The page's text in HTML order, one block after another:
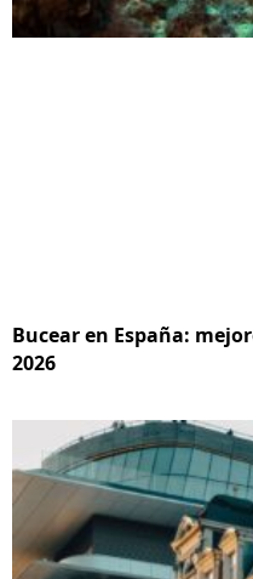
Bucear en España:
2026